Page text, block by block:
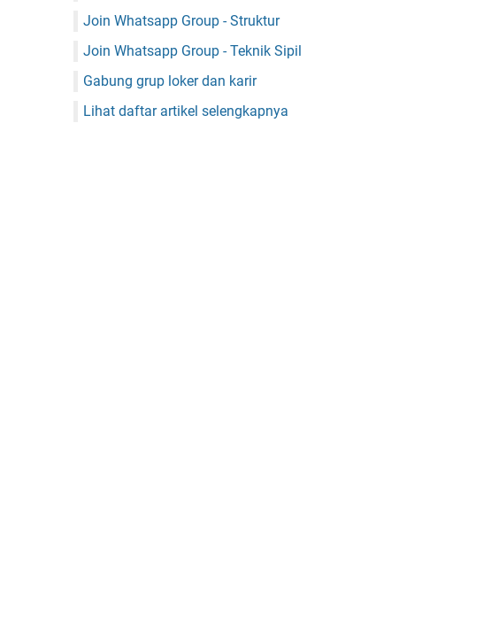
Join Whatsapp Group - Struktur
Join Whatsapp Group - Teknik Sipil
Gabung grup loker dan karir
Lihat daftar artikel selengkapnya